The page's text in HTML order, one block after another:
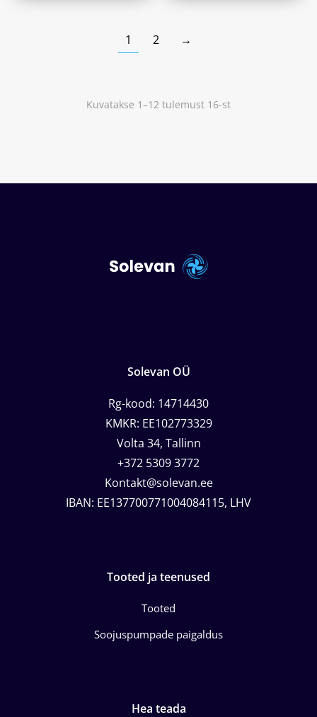
1 2 →
Kuvatakse 1–12 tulemust 16-st
Solevan OÜ
Rg-kood: 14714430
KMKR: EE102773329
Volta 34, Tallinn
+372 5309 3772
Kontakt@solevan.ee
IBAN: EE137700771004084115, LHV
Tooted ja teenused
Tooted
Soojuspumpade paigaldus
Hea teada